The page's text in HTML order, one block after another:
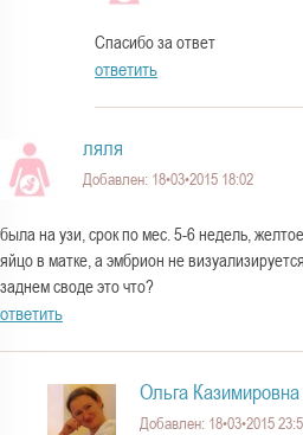
Спасибо за ответ
ответить
ляля
Добавлен: 18•03•2015 18:02
была на узи, срок по мес. 5-6 недель,
яйцо в матке, а эмбрион не
заднем своде это что?
ответить
Ольга Казимировна
Добавлен: 18•03•2015